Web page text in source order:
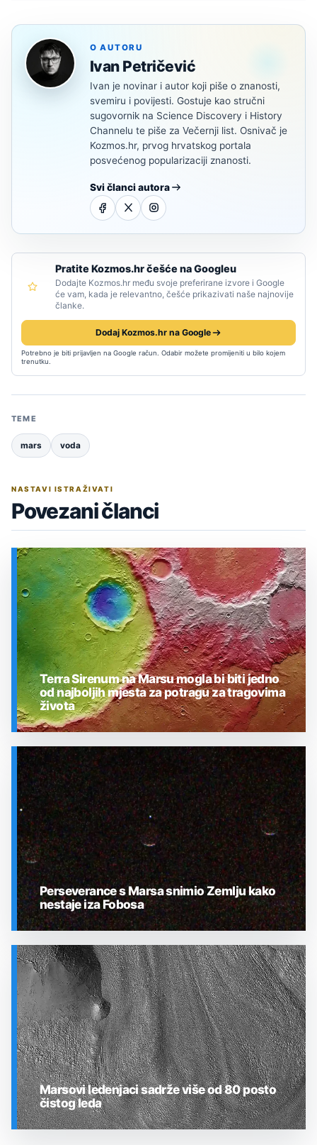
O AUTORU
Ivan Petričević
Ivan je novinar i autor koji piše o znanosti,
svemiru i povijesti. Gostuje kao stručni
sugovornik na Science Discovery i History
Channelu te piše za Večernji list. Osnivač je
Kozmos.hr, prvog hrvatskog portala
posvećenog popularizaciji znanosti.
Svi članci autora
Pratite Kozmos.hr češće na Googleu
Dodajte Kozmos.hr među svoje preferirane izvore i Google
će vam, kada je relevantno, češće prikazivati naše najnovije
članke.
Dodaj Kozmos.hr na Google
Potrebno je biti prijavljen na Google račun. Odabir možete promijeniti u bilo kojem
trenutku.
TEME
mars voda
NASTAVI ISTRAŽIVATI
Povezani članci
SVEMIR
Terra Sirenum na Marsu mogla bi biti jedno
od najboljih mjesta za potragu za tragovima
života
SVEMIR
Perseverance s Marsa snimio Zemlju kako
nestaje iza Fobosa
Marsovi ledenjaci sadrže više od 80 posto
čistog leda